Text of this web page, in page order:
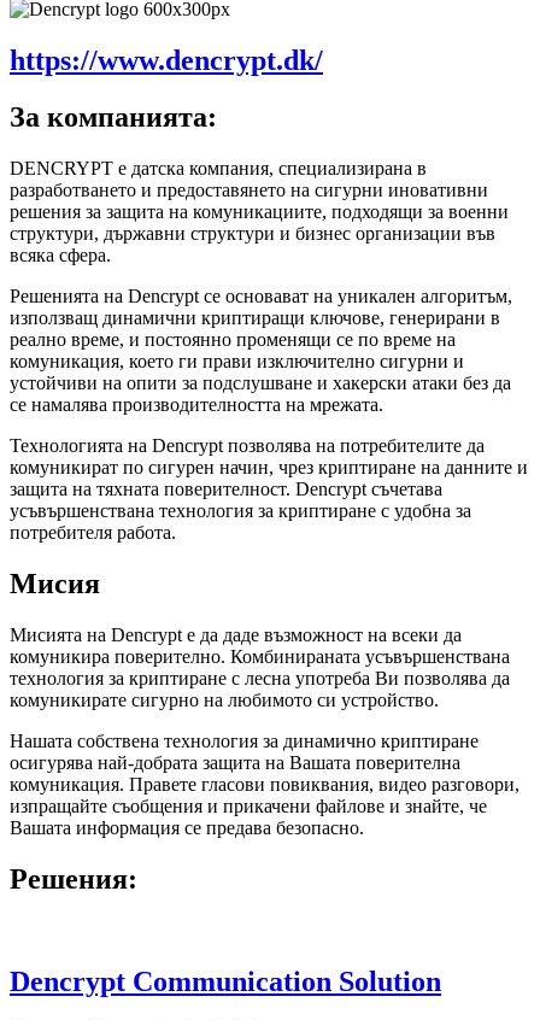
https://www.dencrypt.dk/
За компанията:
DENCRYPT е датска компания, специализирана в
разработването и предоставянето на сигурни иновативни
решения за защита на комуникациите, подходящи за военни
структури, държавни структури и бизнес организации във
всяка сфера.
Решенията на Dencrypt се основават на уникален алгоритъм,
използващ динамични криптиращи ключове, генерирани в
реално време, и постоянно променящи се по време на
комуникация, което ги прави изключително сигурни и
устойчиви на опити за подслушване и хакерски атаки без да
се намалява производителността на мрежата.
Технологията на Dencrypt позволява на потребителите да
комуникират по сигурен начин, чрез криптиране на данните и
защита на тяхната поверителност. Dencrypt съчетава
усъвършенствана технология за криптиране с удобна за
потребителя работа.
Мисия
Мисията на Dencrypt е да даде възможност на всеки да
комуникира поверително. Комбинираната усъвършенствана
технология за криптиране с лесна употреба Ви позволява да
комуникирате сигурно на любимото си устройство.
Нашата собствена технология за динамично криптиране
осигурява най-добрата защита на Вашата поверителна
комуникация. Правете гласови повиквания, видео разговори,
изпращайте съобщения и прикачени файлове и знайте, че
Вашата информация се предава безопасно.
Решения:
Dencrypt Communication Solution